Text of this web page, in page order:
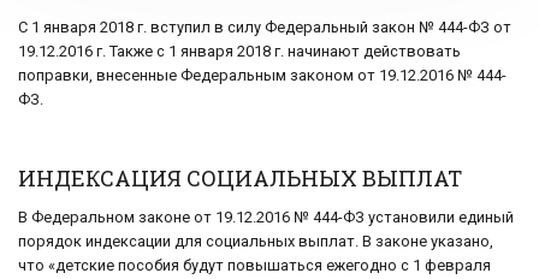
С 1 января 2018 г. вступил в силу Федеральный закон № 444-ФЗ от
19.12.2016 г. Также с 1 января 2018 г. начинают действовать
поправки, внесенные Федеральным законом от 19.12.2016 № 444-
ФЗ.
ИНДЕКСАЦИЯ СОЦИАЛЬНЫХ ВЫПЛАТ
В Федеральном законе от 19.12.2016 № 444-ФЗ установили единый
порядок индексации для социальных выплат. В законе указано,
что «детские пособия будут повышаться ежегодно с 1 февраля